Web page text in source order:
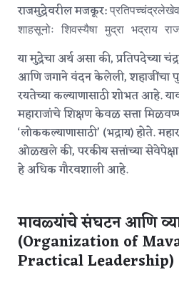
राजमुद्रेवरील मजकूर: प्रतिपच्चंद्रलेखेव
शाहसूनोः शिवस्यैषा मुद्रा भद्राय
या मुद्रेचा अर्थ असा की, प्रतिपदेच्या
आणि जगाने वंदन केलेली, शहाजींचा
रयतेच्या कल्याणासाठी शोभत आहे.
महाराजांचे शिक्षण केवळ सत्ता
‘लोककल्याणासाठी’ (भद्राय) होते.
ओळखले की, परकीय सत्तांच्या
हे अधिक गौरवशाली आहे.
मावळ्यांचे संघटन आणि
(Organization of
Practical Leadership)